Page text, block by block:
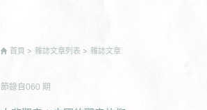
首頁 雜誌文章列表 雜誌文章
節錄自 060 期